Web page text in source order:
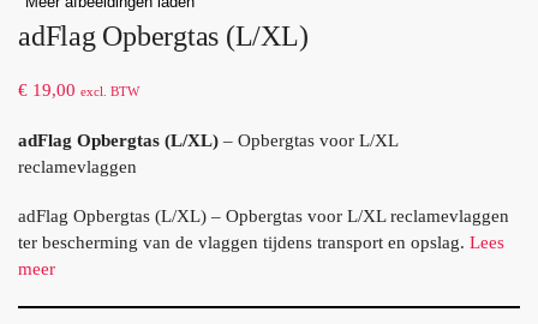
adFlag Opbergtas (L/XL)
€ 19,00 excl. BTW
adFlag Opbergtas (L/XL) – Opbergtas voor L/XL
reclamevlaggen
adFlag Opbergtas (L/XL) – Opbergtas voor L/XL reclamevlaggen
ter bescherming van de vlaggen tijdens transport en opslag. Lees
meer